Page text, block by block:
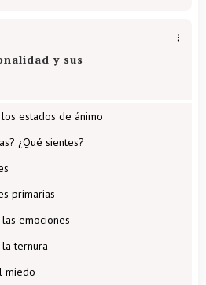
y sus
estados de ánimo
¿Qué sientes?
primarias
emociones
ternura
miedo